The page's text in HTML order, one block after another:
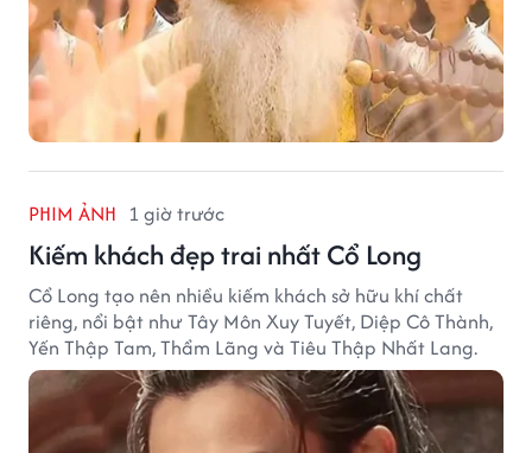
PHIM ẢNH 1 giờ trước
Kiếm khách đẹp trai nhất Cổ Long
Cổ Long tạo nên nhiều kiếm khách sở hữu khí chất
riêng, nổi bật như Tây Môn Xuy Tuyết, Diệp Cô Thành,
Yến Thập Tam, Thẩm Lãng và Tiêu Thập Nhất Lang.